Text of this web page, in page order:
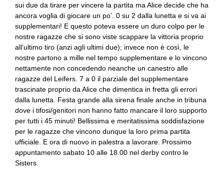
sui due da tirare per vincere la partita ma Alice decide che ha
ancora voglia di giocare un po’. 0 su 2 dalla lunetta e si va ai
supplementari! E questo poteva essere un duro colpo per le
nostre ragazze che si sono viste scappare la vittoria proprio
all’ultimo tiro (anzi agli ultimi due); invece non è così, le
nostre partono a mille nel tempo supplementare e lo vincono
nettamente non concedendo neanche un canestro alle
ragazze del Leifers. 7 a 0 il parziale del supplementare
trascinate proprio da Alice che dimentica in fretta gli errori
dalla lunetta. Festa grande alla sirena finale anche in tribuna
dove i tifosi/genitori non hanno fatto mancare il loro supporto
per tutti i 45 minuti! Bellissima e meritatissima soddisfazione
per le ragazze che vincono dunque la loro prima partita
ufficiale. E ora di nuovo in palestra a lavorare. Prossimo
appuntamento sabato 10 alle 18.00 nel derby contro le
Sisters.